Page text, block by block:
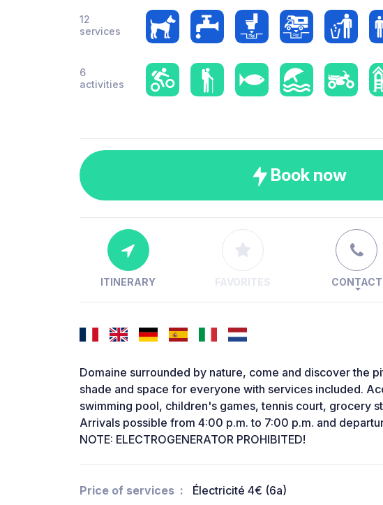
12
services
6
activities
Book now
ITINERARY FAVORITES CONTACT
Domaine surrounded by nature, come and discover the
shade and space for everyone with services included.
swimming pool, children's games, tennis court, grocery
Arrivals possible from 4:00 p.m. to 7:00 p.m. and
NOTE: ELECTROGENERATOR PROHIBITED!
Price of services
Électricité 4€ (6a)